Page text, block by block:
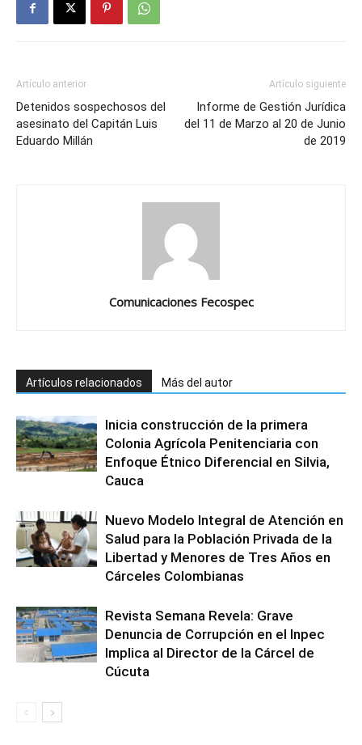
Artículo anterior
Detenidos sospechosos del
asesinato del Capitán Luis
Eduardo Millán
Artículo siguiente
Informe de Gestión Jurídica
del 11 de Marzo al 20 de Junio
de 2019
Comunicaciones Fecospec
Artículos relacionados Más del autor
Inicia construcción de la primera
Colonia Agrícola Penitenciaria con
Enfoque Étnico Diferencial en Silvia,
Cauca
Nuevo Modelo Integral de Atención en
Salud para la Población Privada de la
Libertad y Menores de Tres Años en
Cárceles Colombianas
Revista Semana Revela: Grave
Denuncia de Corrupción en el Inpec
Implica al Director de la Cárcel de
Cúcuta